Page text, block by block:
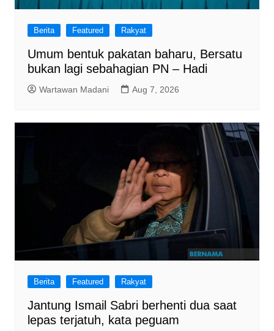
Berita Featured Rakyat
Umum bentuk pakatan baharu, Bersatu
bukan lagi sebahagian PN – Hadi
Wartawan Madani Aug 7, 2026
Berita Featured Rakyat
Jantung Ismail Sabri berhenti dua saat
lepas terjatuh, kata peguam